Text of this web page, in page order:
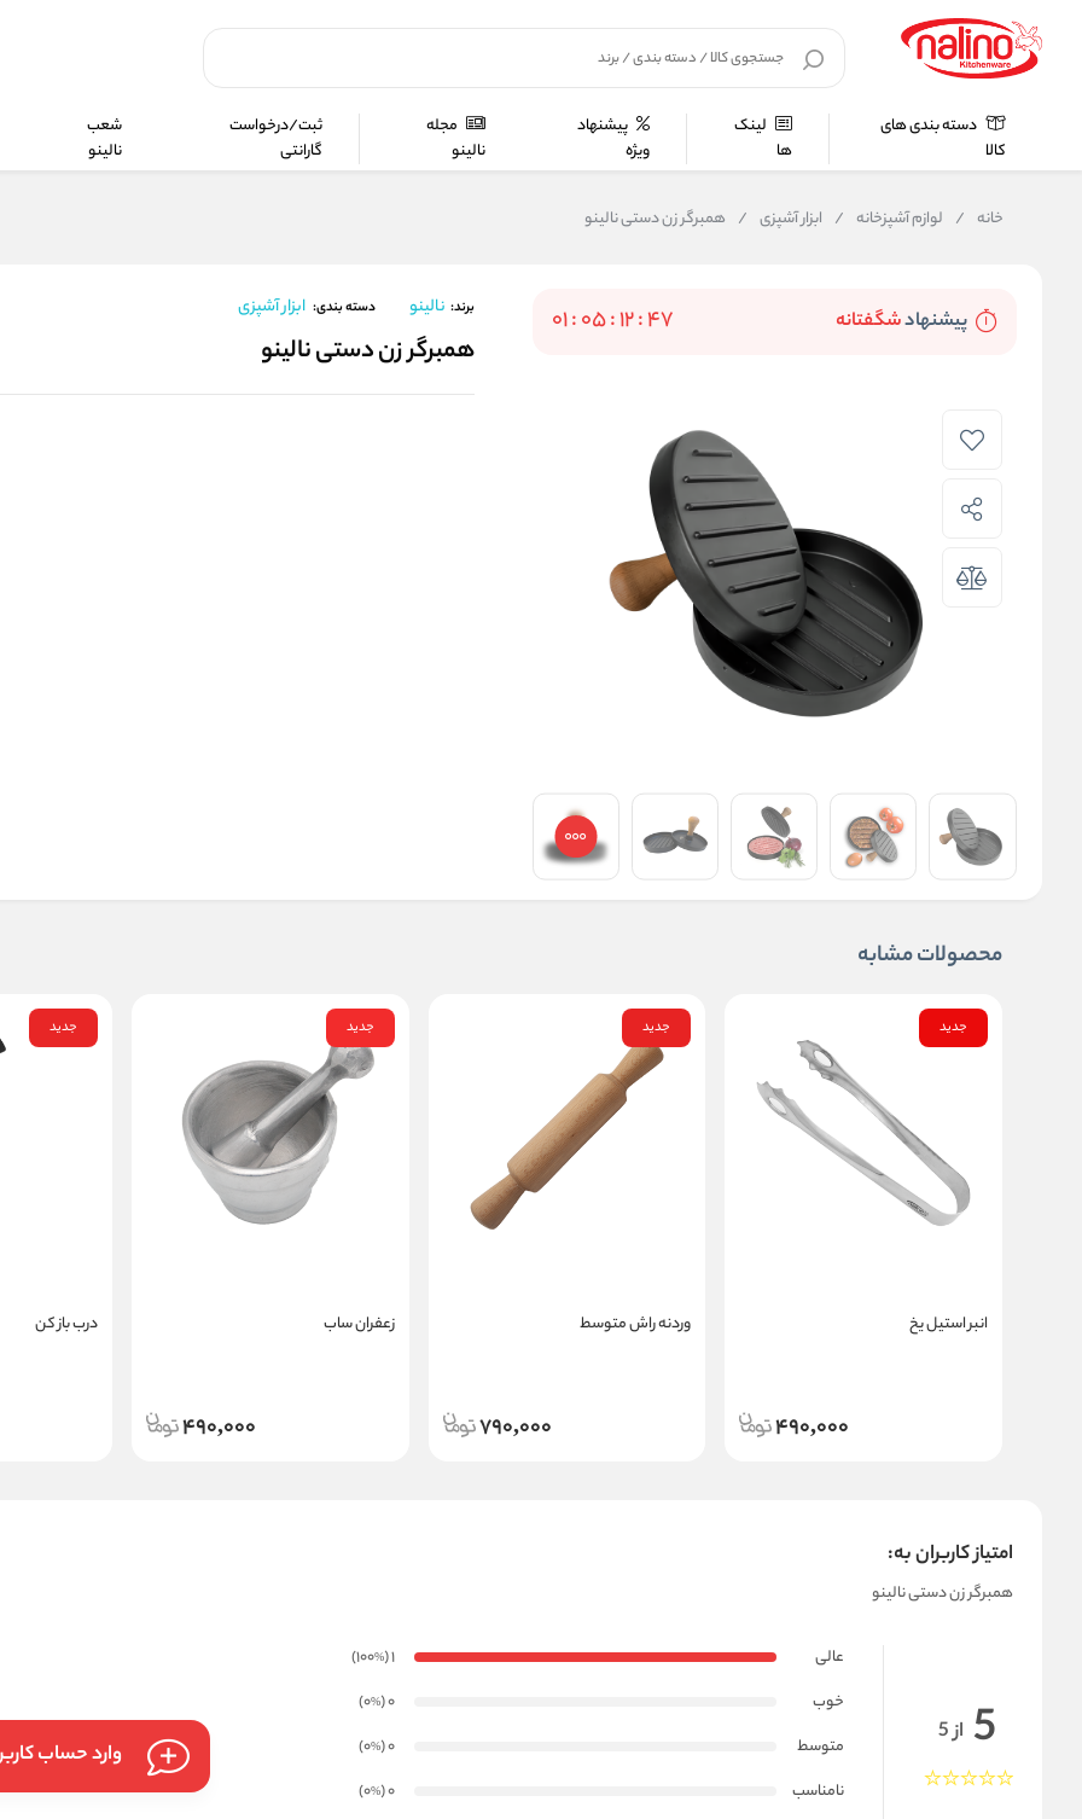
دسته بندی های
کالا
لینک
ها
پیشنهاد
ویژه
مجله
نالینو
ثبت/درخواست
گارانتی
شعب
نالینو
خانه / لوازم آشپزخانه / ابزار آشپزی / همبرگر زن دستی نالینو
پيشنهادشگفتانه 01:05:12:46 برند: نالینو دسته بندی: ابزار آشپزی
همبرگر زن دستی نالینو
محصولات مشابه
جدید
انبر استیل یخ
490,000
جدید
وردنه راش متوسط
790,000
جدید
زعفران ساب
490,000
جدید
درب باز کن
امتیاز کاربران به:
همبرگر زن دستی نالینو
5 از 5
عالی 1
(100
%
)
خوب
0
(0
%
)
متوسط
0
(0
%
)
نامناسب
0
(0
%
)
وارد حساب